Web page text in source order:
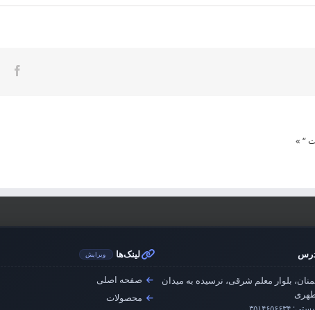
“
»
بلوار معلم شرقی، نرسیده به میدان
لینک‌ها ویرایش
صفحه اصلی
محصولات